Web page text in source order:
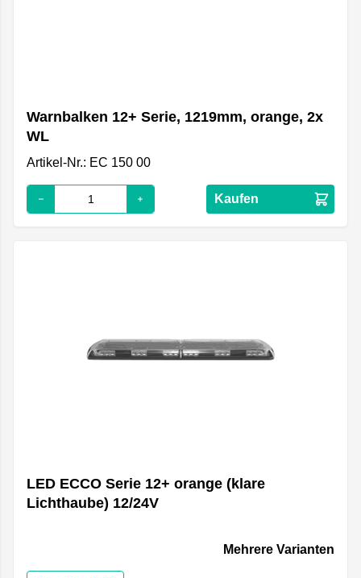
Warnbalken 12+ Serie, 1219mm, orange, 2x
WL
Artikel-Nr.: EC 150 00
Kaufen
LED ECCO Serie 12+ orange (klare
Lichthaube) 12/24V
Mehrere Varianten